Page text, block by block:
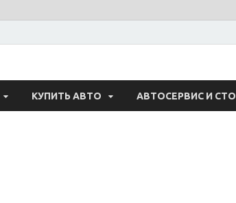
— Авто
КУПИТЬ АВТО АВТОСЕРВИС И СТО